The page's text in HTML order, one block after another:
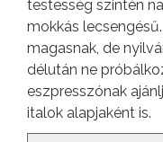
testesség szintén
mokkás
magasnak, de
délután ne
eszpresszónak
italok alapjaként is.